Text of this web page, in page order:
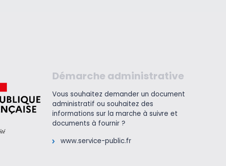
Démarche administrative
Vous souhaitez demander un document
administratif ou souhaitez des
informations sur la marche à suivre et
documents à fournir ?
www.service-public.fr